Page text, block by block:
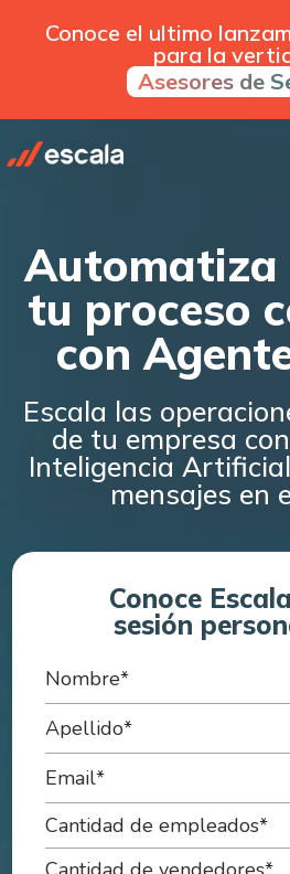
Conoce el ultimo
para la
Asesores de
Automatiza
tu proceso
con
Escala las
de tu empresa
Inteligencia
mensajes en
Conoce
sesión